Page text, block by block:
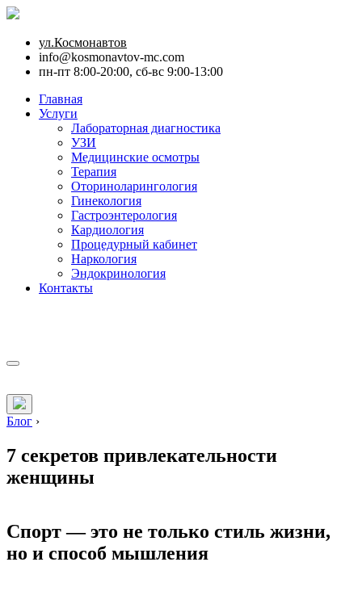
ул.Космонавтов
info@kosmonavtov-mc.com
пн-пт 8:00-20:00, сб-вс 9:00-13:00
Главная
Услуги
Лабораторная диагностика
УЗИ
Медицинские осмотры
Терапия
Оториноларингология
Гинекология
Гастроэнтерология
Кардиология
Процедурный кабинет
Наркология
Эндокринология
Контакты
Блог ›
7 секретов привлекательности
женщины
Спорт — это не только стиль жизни,
но и способ мышления